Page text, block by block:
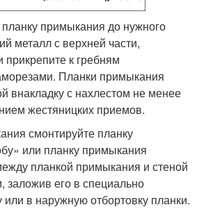
планку примыкания до нужного
металл с верхней части,
прикрепите к гребням
Планки примыкания
внакладку с нахлестом не менее
жестяницких приемов.
смонтируйте планку
или планку примыкания
планкой примыкания и стеной
заложив его в специально
в наружную отбортовку планки.